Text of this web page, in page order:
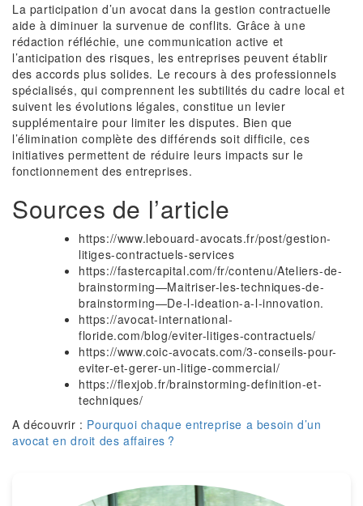
La participation d’un avocat dans la gestion contractuelle
aide à diminuer la survenue de conflits. Grâce à une
rédaction réfléchie, une communication active et
l’anticipation des risques, les entreprises peuvent établir
des accords plus solides. Le recours à des professionnels
spécialisés, qui comprennent les subtilités du cadre local et
suivent les évolutions légales, constitue un levier
supplémentaire pour limiter les disputes. Bien que
l’élimination complète des différends soit difficile, ces
initiatives permettent de réduire leurs impacts sur le
fonctionnement des entreprises.
Sources de l’article
https://www.lebouard-avocats.fr/post/gestion-
litiges-contractuels-services
https://fastercapital.com/fr/contenu/Ateliers-de-
brainstorming—Maitriser-les-techniques-de-
brainstorming—De-l-ideation-a-l-innovation.
https://avocat-international-
floride.com/blog/eviter-litiges-contractuels/
https://www.coic-avocats.com/3-conseils-pour-
eviter-et-gerer-un-litige-commercial/
https://flexjob.fr/brainstorming-definition-et-
techniques/
A découvrir : Pourquoi chaque entreprise a besoin d’un
avocat en droit des affaires ?